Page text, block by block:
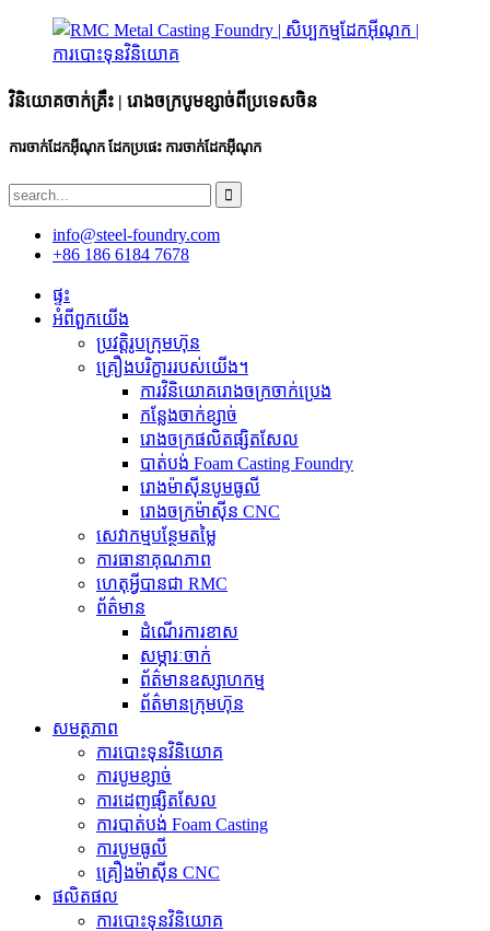
វិនិយោគចាក់គ្រឹះ | រោងចក្របូមខ្សាច់ពីប្រទេសចិន
ការចាក់ដែកអ៊ីណុក ដែកប្រផេះ ការចាក់ដែកអ៊ីណុក
info@steel-foundry.com
+86 186 6184 7678
ផ្ទះ
អំពីពួកយើង
ប្រវត្តិរូបក្រុមហ៊ុន
គ្រឿងបរិក្ខាររបស់យើង។
ការ​វិនិយោគ​រោង​ចក្រ​ចាក់​ប្រេង​
កន្លែងចាក់ខ្សាច់
រោងចក្រផលិតផ្សិតសែល
បាត់បង់ Foam Casting Foundry
រោងម៉ាស៊ីនបូមធូលី
រោងចក្រម៉ាស៊ីន CNC
សេវាកម្មបន្ថែមតម្លៃ
ការធានាគុណភាព
ហេតុអ្វីបានជា RMC
ព័ត៌មាន
ដំណើរការខាស
សម្ភារៈចាក់
ព័ត៌មានឧស្សាហកម្ម
ព័ត៌មានក្រុមហ៊ុន
សមត្ថភាព
ការបោះទុនវិនិយោគ
ការបូមខ្សាច់
ការដេញផ្សិតសែល
ការបាត់បង់ Foam Casting
ការបូមធូលី
គ្រឿងម៉ាស៊ីន CNC
ផលិតផល
ការបោះទុនវិនិយោគ